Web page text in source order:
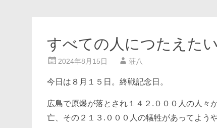
すべての人につたえたい
2024年8月15日 荘八
今日は８月１５日。終戦記念日。
広島で原爆が落とされ１４２.０００人の人々
亡、その２１３.０００人の犠牲があってよう